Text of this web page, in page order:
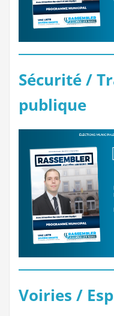
Sécurité /
publique
Voiries /